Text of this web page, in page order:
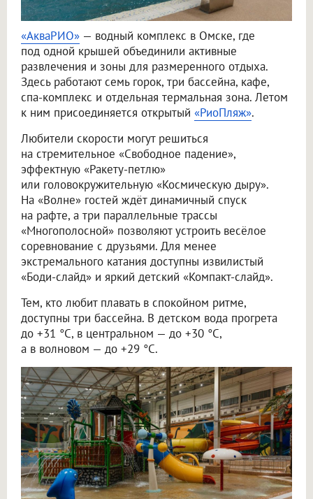
«АкваРИО» — водный комплекс в Омске, где
под одной крышей объединили активные
развлечения и зоны для размеренного отдыха.
Здесь работают семь горок, три бассейна, кафе,
спа-комплекс и отдельная термальная зона. Летом
к ним присоединяется открытый «РиоПляж».
Любители скорости могут решиться
на стремительное «Свободное падение»,
эффектную «Ракету-петлю»
или головокружительную «Космическую дыру».
На «Волне» гостей ждёт динамичный спуск
на рафте, а три параллельные трассы
«Многополосной» позволяют устроить весёлое
соревнование с друзьями. Для менее
экстремального катания доступны извилистый
«Боди-слайд» и яркий детский «Компакт-слайд».
Тем, кто любит плавать в спокойном ритме,
доступны три бассейна. В детском вода прогрета
до +31 °C, в центральном — до +30 °C,
а в волновом — до +29 °C.